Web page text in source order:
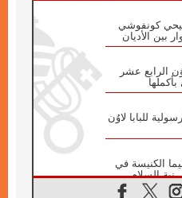
كونفوشي
بين الأديان
الرابع عشر
للبابا لاوُن
هيروشيما الكنيسة في